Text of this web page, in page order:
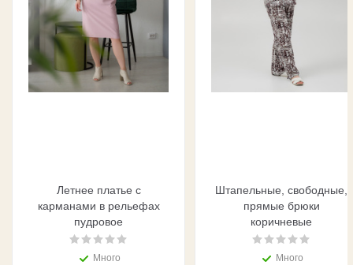
Летнее платье с
карманами в рельефах
пудровое
Много
Штапельные, свободные,
прямые брюки
коричневые
Много